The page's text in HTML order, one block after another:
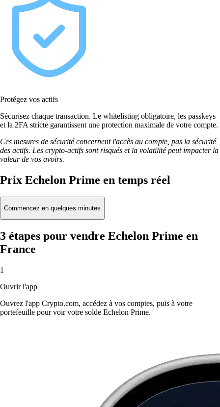
Protégez vos actifs
Sécurisez chaque transaction. Le whitelisting obligatoire, les passkeys
et la 2FA stricte garantissent une protection maximale de votre compte.
Ces mesures de sécurité concernent l'accès au compte, pas la sécurité
des actifs. Les crypto-actifs sont risqués et la volatilité peut impacter la
valeur de vos avoirs.
Prix Echelon Prime en temps réel
Commencez en quelques minutes
3 étapes pour vendre Echelon Prime en
France
1
Ouvrir l'app
Ouvrez l'app Crypto.com, accédez à vos comptes, puis à votre
portefeuille pour voir votre solde Echelon Prime.